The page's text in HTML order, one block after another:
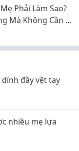
Phải Làm Sao?
Mà Không Cần La
đầy vệt tay
nhiều mẹ lựa